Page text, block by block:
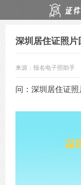
深圳居住证照片
来源：报名电子照助手
问：深圳居住证